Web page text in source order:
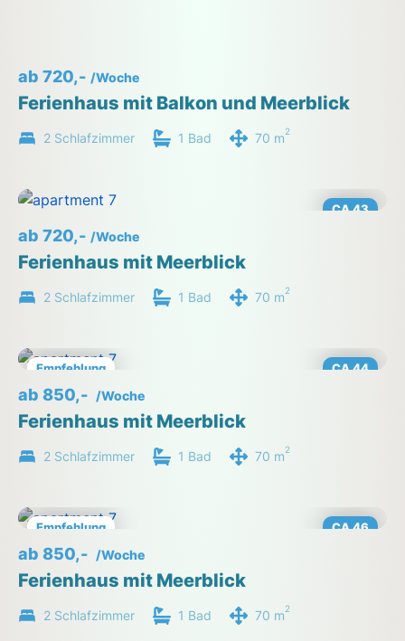
ab 720,- /Woche
Ferienhaus mit Balkon und Meerblick
2 Schlafzimmer 1 Bad 70 m2
CA 43
ab 720,- /Woche
Ferienhaus mit Meerblick
2 Schlafzimmer 1 Bad 70 m2
Empfehlung CA 44
ab 850,- /Woche
Ferienhaus mit Meerblick
2 Schlafzimmer 1 Bad 70 m2
Empfehlung CA 46
ab 850,- /Woche
Ferienhaus mit Meerblick
2 Schlafzimmer 1 Bad 70 m2